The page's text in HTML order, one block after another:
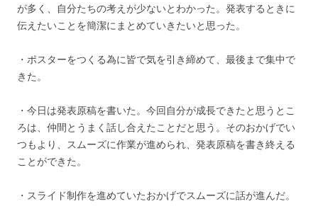
が多く、自分たちの考えが少ないとわかった。発表するときに
伝えたいことを簡潔にまとめていきたいと思った。
・ポスターをつくる為に皆で気を引き締めて、最後まで集中で
きた。
・今日は発表原稿を書いた。今回自分が成長できたと思うとこ
ろは、仲間とうまく話し合えたことだと思う。そのおかげでい
つもより、スムーズに作業が進められ、発表原稿を書き終える
ことができた。
・スライド制作を進めていたおかげでスムーズに話が進んだ。